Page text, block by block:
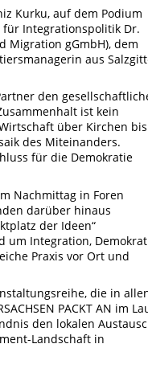
Kurku, auf dem Podium
für Integrationspolitik Dr.
Migration gGmbH), dem
aus
den
ist kein
über Kirchen bis
des Miteinanders.
für die Demokratie
Nachmittag in Foren
darüber hinaus
der Ideen“
um Integration,
Praxis vor Ort und
die in
PACKT AN im
den lokalen
Landschaft in